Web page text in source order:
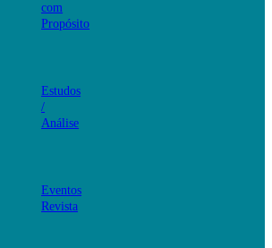
com
Propósito
Estudos
/
Análise
Eventos
Revista